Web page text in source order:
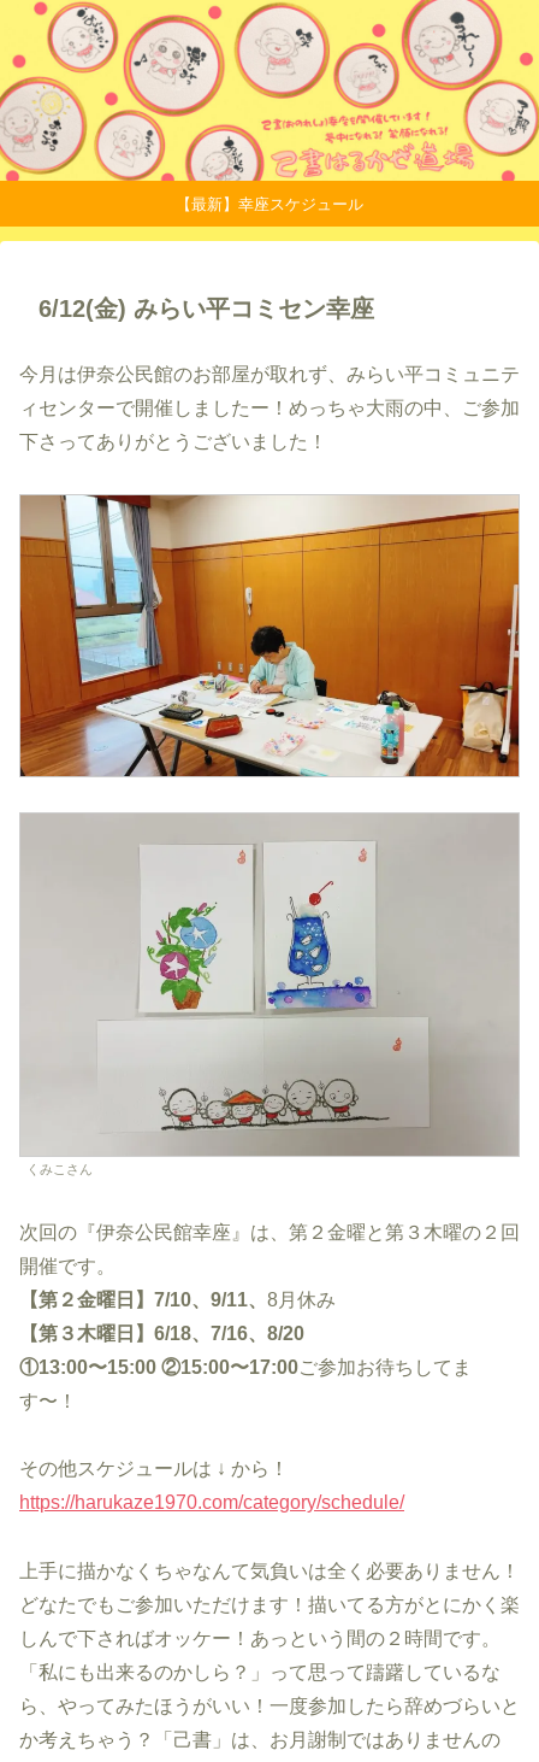
【最新】幸座スケジュール
6/12(金) みらい平コミセン幸座
今月は伊奈公民館のお部屋が取れず、みらい平コミュニテ
ィセンターで開催しましたー！めっちゃ大雨の中、ご参加
下さってありがとうございました！
くみこさん
次回の『伊奈公民館幸座』は、第２金曜と第３木曜の２回
開催です。
【第２金曜日】7/10、9/11、 8月休み
【第３木曜日】6/18、7/16、8/20
①13:00〜15:00 ②15:00〜17:00ご参加お待ちしてま
す〜！
その他スケジュールは ↓ から！
https://harukaze1970.com/category/schedule/
上手に描かなくちゃなんて気負いは全く必要ありません！
どなたでもご参加いただけます！描いてる方がとにかく楽
しんで下さればオッケー！あっという間の２時間です。
「私にも出来るのかしら？」って思って躊躇しているな
ら、やってみたほうがいい！一度参加したら辞めづらいと
か考えちゃう？「己書」は、お月謝制ではありませんの